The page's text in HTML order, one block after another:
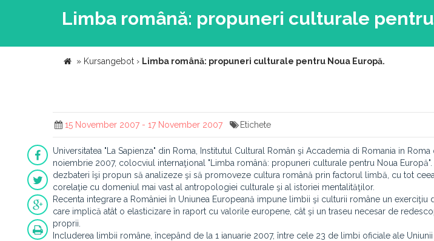
Limba română: propuneri culturale pentru
» Kursangebot › Limba română: propuneri culturale pentru Noua Europă.
15 November 2007 - 17 November 2007 Etichete
Universitatea "La Sapienza" din Roma, Institutul Cultural Român şi Accademia di Romania in
noiembrie 2007, colocviul internaţional "Limba română: propuneri culturale pentru Noua
dezbateri îşi propun să analizeze şi să promoveze cultura română prin factorul limbă, cu tot
corelaţie cu domeniul mai vast al antropologiei culturale şi al istoriei mentalităţilor.
Recenta integrare a României în Uniunea Europeană impune limbii şi culturii române un exerciţiu
care implică atât o elasticizare în raport cu valorile europene, cât şi un traseu necesar de
proprii.
Includerea limbii române, începând de la 1 ianuarie 2007, între cele 23 de limbi oficiale ale